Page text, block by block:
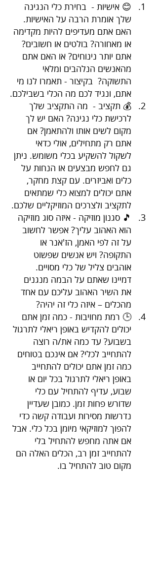
😊 אישיות -  בחירת כלי הנגינה
שלך אומרת הרבה על האישיות.
האם אתם מעדיפים להיות מקדימה
או מאחורה? בולטים או חשובים?
אתם יותר נינוחים? או האם אתם
מהאנשים הנלהבים ומלאי
התשוקה?  בקיצור - תאמרו לנו מי
אתם, ונגיד לכם מה הכלי בשבילכם.
💰 תקציב -  מה התקציב שלך
לרכישת כלי נגינה? האם יש לך
מקום לשים אותו ולהתאמן? אם
אתם רק מתחילים, אולי כדאי
לשקול להשקיע בכלי משומש. ניתן
גם לחפש מבצעים או הנחות על
כלים ואביזרים. עם קצת מחקר,
אתם יכולים למצוא כלי שמתאים
לתקציב ולצרכים המוזיקליים שלכם.
🎵 סגנון מוזיקה - איזה סוג מוזיקה
הוא האהוב עליך? אפשר לחשוב
על זה לפי האמן, הז'אנר או
התקופה? ויש אנשים שפשוט
אוהבים צליל של כלי מסויים.
דמיינו שאתם על הבמה מנגנים
את השיר האהוב עליכם עם אחד
מהכלים – איזה כלי זה יהיה?
🕒 רמת מחויבות - כמה זמן אתם
יכולים להקדיש באופן ריאלי לתרגול
בשבוע? עד כמה את/ה רוצה
להתחייב לכלי? אם אינכם בטוחים
כמה זמן אתם יכולים להתחייב
באופן ריאלי לתרגול בכל יום או
שבוע, עדיף להתחיל עם כלי
שדורש פחות זמן. כמובן שעדיין
נדרשות מסירות ועבודה קשה כדי
להפוך למוזיקאי מיומן בכל כלי. אבל
אם אתה מחפש להתחיל בלי
להתחייב זמן רב, הכלים האלה הם
מקום טוב להתחיל בו.